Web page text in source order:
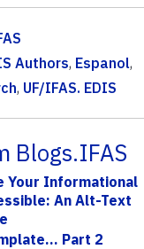
Authors, Espanol,
, UF/IFAS. EDIS
Blogs.IFAS
Your Informational
An Alt-Text
Part 2